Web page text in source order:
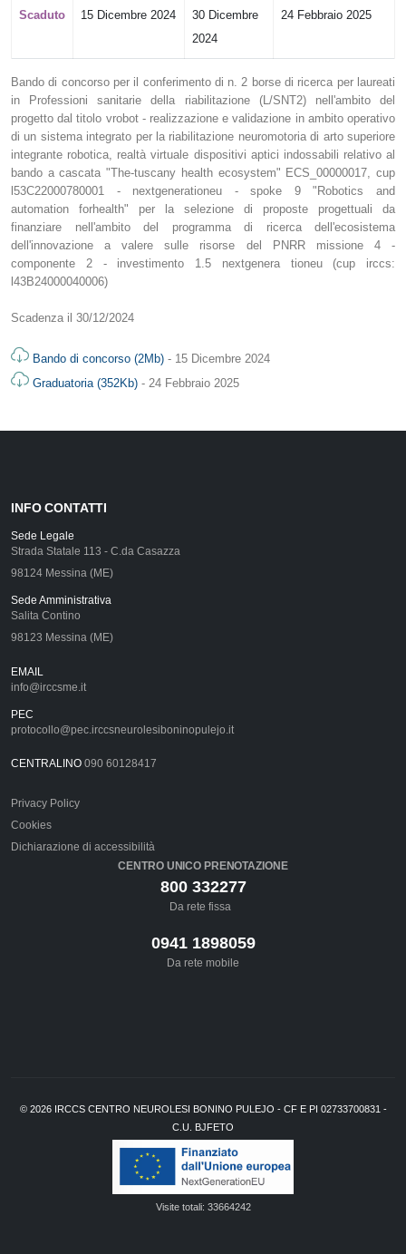
Scaduto 15 Dicembre 2024
30 Dicembre
2024
24 Febbraio 2025
Bando di concorso per il conferimento di n. 2 borse di ricerca per laureati
in Professioni sanitarie della riabilitazione (L/SNT2) nell'ambito del
progetto dal titolo vrobot - realizzazione e validazione in ambito operativo
di un sistema integrato per la riabilitazione neuromotoria di arto superiore
integrante robotica, realtà virtuale dispositivi aptici indossabili relativo al
bando a cascata "The-tuscany health ecosystem" ECS_00000017, cup
l53C22000780001 - nextgenerationeu - spoke 9 "Robotics and
automation forhealth" per la selezione di proposte progettuali da
finanziare nell'ambito del programma di ricerca dell'ecosistema
dell'innovazione a valere sulle risorse del PNRR missione 4 -
componente 2 - investimento 1.5 nextgenera tioneu (cup irccs:
l43B24000040006)
Scadenza il 30/12/2024
Bando di concorso (2Mb) - 15 Dicembre 2024
Graduatoria (352Kb) - 24 Febbraio 2025
INFO CONTATTI
Sede Legale
Strada Statale 113 - C.da Casazza
98124 Messina (ME)
Sede Amministrativa
Salita Contino
98123 Messina (ME)
EMAIL
info@irccsme.it
PEC
protocollo@pec.irccsneurolesiboninopulejo.it
CENTRALINO 090 60128417
Privacy Policy
Cookies
Dichiarazione di accessibilità
CENTRO UNICO PRENOTAZIONE
800 332277
Da rete fissa
0941 1898059
Da rete mobile
© 2026 IRCCS CENTRO NEUROLESI BONINO PULEJO - CF E PI 02733700831 -
C.U. BJFETO
Visite totali: 33664242